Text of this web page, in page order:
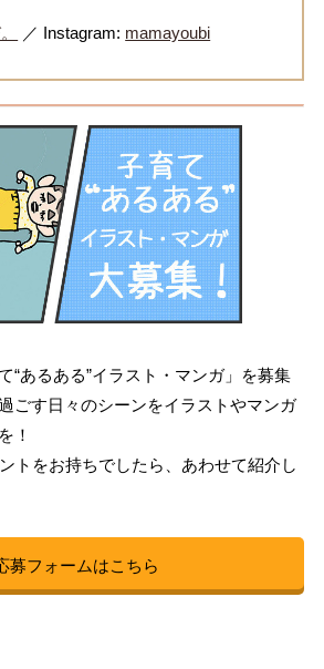
／ Instagram: mamayoubi
“あるある”イラスト・マンガ」を募集
ごす日々のシーンをイラストやマンガ
！
トをお持ちでしたら、あわせて紹介し
募フォームはこちら